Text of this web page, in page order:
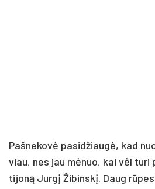
Paš­ne­ko­vė pa­si­džiau­gė, kad
viau, nes jau mė­nuo, kai vėl
ti­jo­ną Jur­gį Ži­bins­kį. Daug